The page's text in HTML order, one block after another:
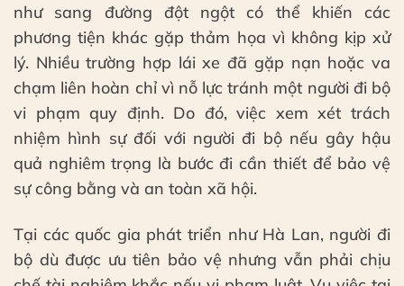
như sang đường đột ngột có thể khiến các
phương tiện khác gặp thảm họa vì không kịp xử
lý. Nhiều trường hợp lái xe đã gặp nạn hoặc va
chạm liên hoàn chỉ vì nỗ lực tránh một người đi bộ
vi phạm quy định. Do đó, việc xem xét trách
nhiệm hình sự đối với người đi bộ nếu gây hậu
quả nghiêm trọng là bước đi cần thiết để bảo vệ
sự công bằng và an toàn xã hội.
Tại các quốc gia phát triển như Hà Lan, người đi
bộ dù được ưu tiên bảo vệ nhưng vẫn phải chịu